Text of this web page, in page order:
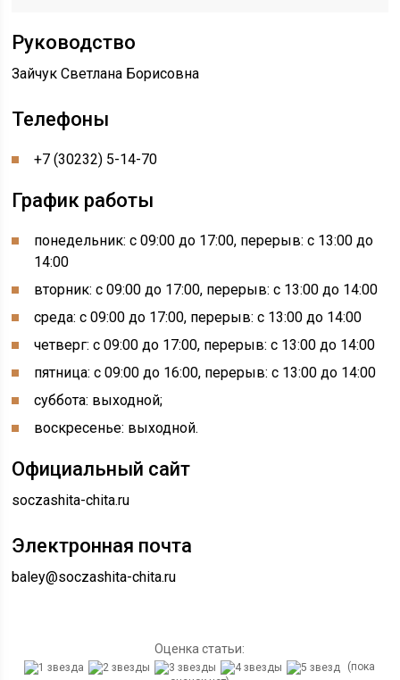
Руководство
Зайчук Светлана Борисовна
Телефоны
+7 (30232) 5-14-70
График работы
понедельник: с 09:00 до 17:00, перерыв: с 13:00 до
14:00
вторник: с 09:00 до 17:00, перерыв: с 13:00 до 14:00
среда: с 09:00 до 17:00, перерыв: с 13:00 до 14:00
четверг: с 09:00 до 17:00, перерыв: с 13:00 до 14:00
пятница: с 09:00 до 16:00, перерыв: с 13:00 до 14:00
суббота: выходной;
воскресенье: выходной.
Официальный сайт
soczashita-chita.ru
Электронная почта
baley@soczashita-chita.ru
Оценка статьи:
(пока